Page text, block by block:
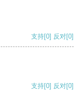
支持[0] 反对[0]
支持[0] 反对[0]